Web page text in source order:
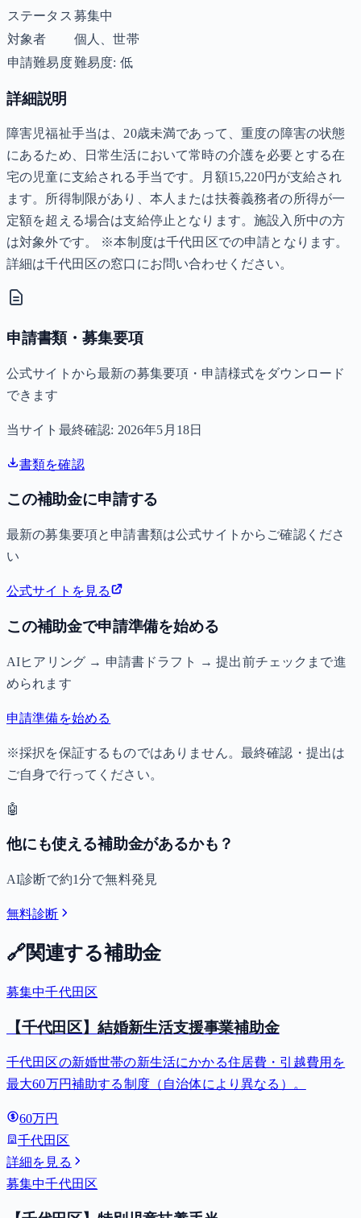
ステータス 募集中
対象者
個人、世帯
申請難易度難易度: 低
詳細説明
障害児福祉手当は、20歳未満であって、重度の障害の状態
にあるため、日常生活において常時の介護を必要とする在
宅の児童に支給される手当です。月額15,220円が支給され
ます。所得制限があり、本人または扶養義務者の所得が一
定額を超える場合は支給停止となります。施設入所中の方
は対象外です。 ※本制度は千代田区での申請となります。
詳細は千代田区の窓口にお問い合わせください。
申請書類・募集要項
公式サイトから最新の募集要項・申請様式をダウンロード
できます
当サイト最終確認: 2026年5月18日
書類を確認
この補助金に申請する
最新の募集要項と申請書類は公式サイトからご確認くださ
い
公式サイトを見る
この補助金で申請準備を始める
AIヒアリング → 申請書ドラフト → 提出前チェックまで進
められます
申請準備を始める
※採択を保証するものではありません。最終確認・提出は
ご自身で行ってください。
🤖
他にも使える補助金があるかも？
AI診断で約1分で無料発見
無料診断
🔗関連する補助金
募集中千代田区
【千代田区】結婚新生活支援事業補助金
千代田区の新婚世帯の新生活にかかる住居費・引越費用を
最大60万円補助する制度（自治体により異なる）。
60万円
千代田区
詳細を見る
募集中千代田区